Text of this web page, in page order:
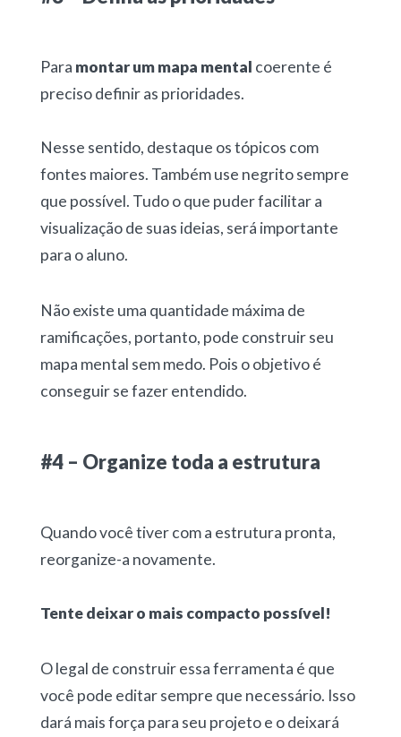
Para montar um mapa mental coerente é
preciso definir as prioridades.
Nesse sentido, destaque os tópicos com
fontes maiores. Também use negrito sempre
que possível. Tudo o que puder facilitar a
visualização de suas ideias, será importante
para o aluno.
Não existe uma quantidade máxima de
ramificações, portanto, pode construir seu
mapa mental sem medo. Pois o objetivo é
conseguir se fazer entendido.
#4 – Organize toda a estrutura
Quando você tiver com a estrutura pronta,
reorganize-a novamente.
Tente deixar o mais compacto possível!
O legal de construir essa ferramenta é que
você pode editar sempre que necessário. Isso
dará mais força para seu projeto e o deixará